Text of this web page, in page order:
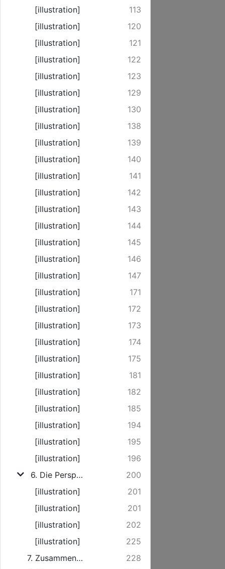
[illustration]
113
[illustration]
120
[illustration]
121
[illustration]
122
[illustration]
123
[illustration]
129
[illustration]
130
[illustration]
138
[illustration]
139
[illustration]
140
[illustration]
141
[illustration]
142
[illustration]
143
[illustration]
144
[illustration]
145
[illustration]
146
[illustration]
147
[illustration]
171
[illustration]
172
[illustration]
173
[illustration]
174
[illustration]
175
[illustration]
181
[illustration]
182
[illustration]
185
[illustration]
194
[illustration]
195
[illustration]
196
6. Die Perspektive der Rinderhaltung
200
[illustration]
201
[illustration]
201
[illustration]
202
[illustration]
225
7. Zusammenfassung
228